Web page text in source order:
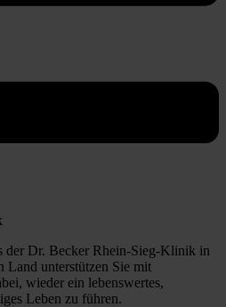
der Dr. Becker Rhein-Sieg-Klinik in
Land unterstützen Sie mit
wieder ein lebenswertes,
Leben zu führen.